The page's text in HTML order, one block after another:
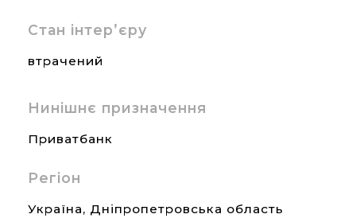
Стан інтер’єру
втрачений
Нинішнє призначення
Приватбанк
Регіон
Україна, Дніпропетровська область